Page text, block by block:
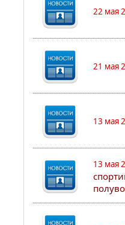
22 мая
21 мая
13 мая
13 мая